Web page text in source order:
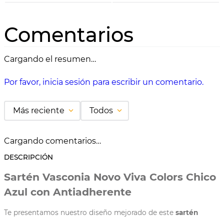
Comentarios
Cargando el resumen…
Por favor, inicia sesión para escribir un comentario.
Más reciente Todos
Cargando comentarios…
DESCRIPCIÓN
Sartén Vasconia Novo Viva Colors Chico
Azul con Antiadherente
Te presentamos nuestro diseño mejorado de este sartén